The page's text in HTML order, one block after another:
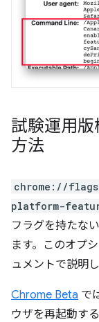
試験運用
方法
chrome://
platform-
フラグを持たな
ます。このオプ
ュメントで説明し
Chrome Beta で
ウザを再起動す